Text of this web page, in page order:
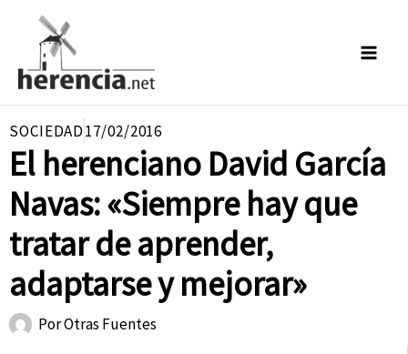
contenido
SOCIEDAD17/02/2016
El herenciano David García
Navas: «Siempre hay que
tratar de aprender,
adaptarse y mejorar»
PorOtras Fuentes